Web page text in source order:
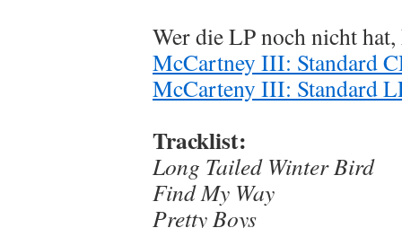
Wer die LP noch nicht
McCartney III: Standard
McCarteny III: Standard
Tracklist:
Long Tailed Winter Bird
Find My Way
Pretty Boys